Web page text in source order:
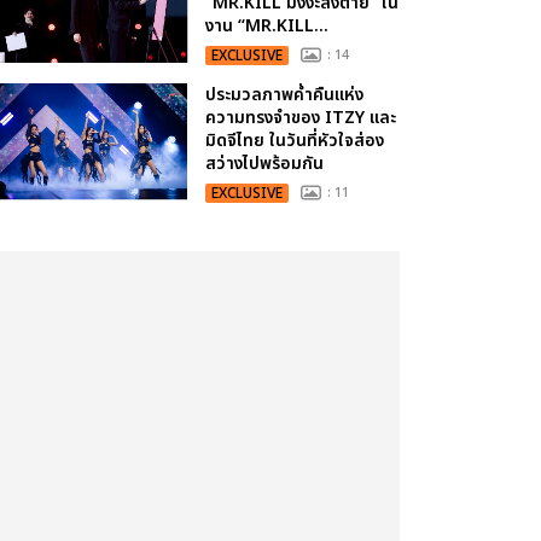
งาน “MR.KILL...
EXCLUSIVE : 14
ประมวลภาพค่ำคืนแห่ง
ความทรงจำของ ITZY และ
มิดจีไทย ในวันที่หัวใจส่อง
สว่างไปพร้อมกัน
EXCLUSIVE : 11